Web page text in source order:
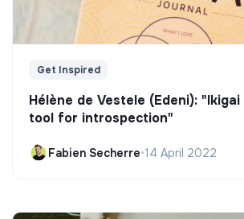
Get Inspired
Hélène de Vestele (Edeni):
tool for introspection"
Fabien Secherre•14 April 2022